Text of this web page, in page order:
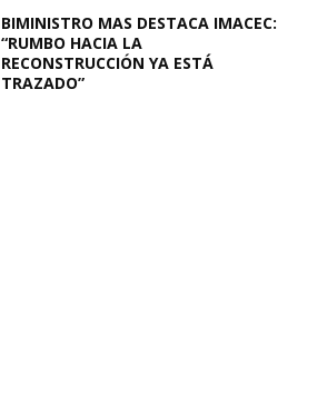
BIMINISTRO MAS DESTACA IMACEC:
“RUMBO HACIA LA
RECONSTRUCCIÓN YA ESTÁ
TRAZADO”